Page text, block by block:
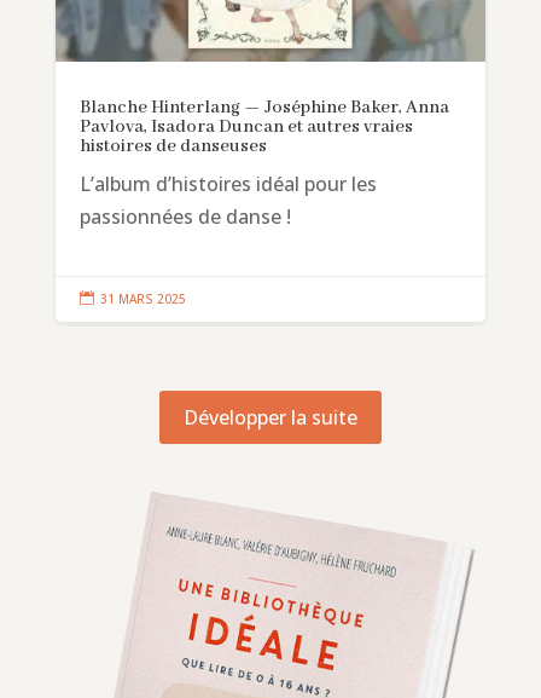
Blanche Hinterlang — Joséphine Baker, Anna
Pavlova, Isadora Duncan et autres vraies
histoires de danseuses
L’album d’histoires idéal pour les
passionnées de danse !
 31 MARS 2025
Développer la suite